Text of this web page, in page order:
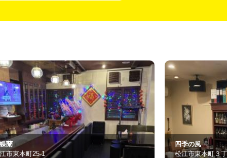
の風
市東本町３丁目42
夢物語
松江市東本町３